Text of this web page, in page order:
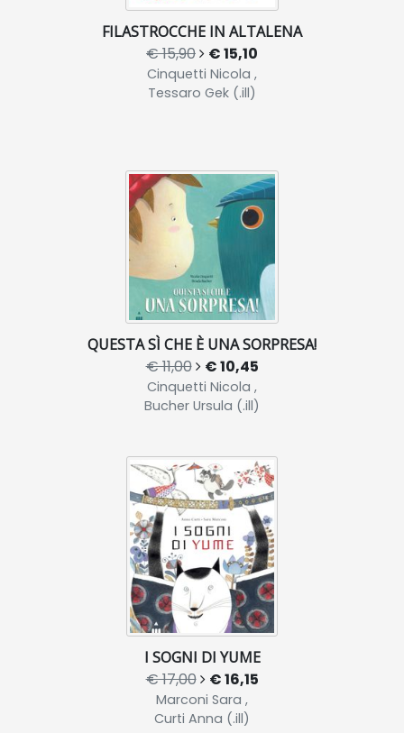
FILASTROCCHE IN ALTALENA
€ 15,90 € 15,10
Cinquetti Nicola ,
Tessaro Gek (.ill)
QUESTA SÌ CHE È UNA SORPRESA!
€ 11,00 € 10,45
Cinquetti Nicola ,
Bucher Ursula (.ill)
I SOGNI DI YUME
€ 17,00 € 16,15
Marconi Sara ,
Curti Anna (.ill)